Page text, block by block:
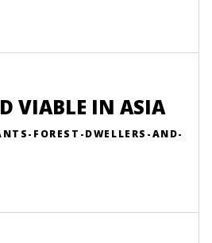
VIABLE IN ASIA
FOREST-DWELLERS-AND-